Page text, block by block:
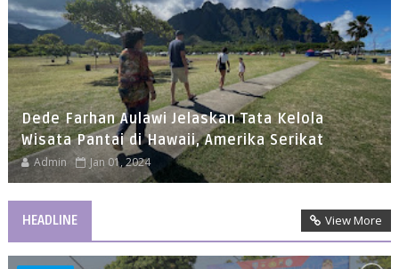
Dede Farhan Aulawi Jelaskan Tata Kelola
Wisata Pantai di Hawaii, Amerika Serikat
Admin Jan 01, 2024
HEADLINE View More